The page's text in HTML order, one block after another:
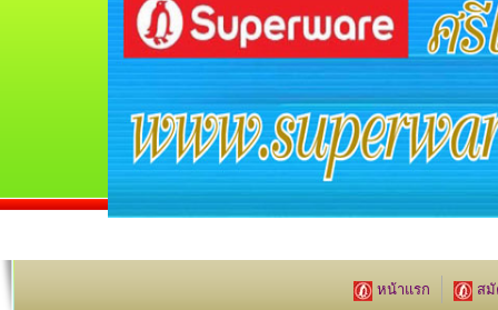
หน้าแรก ส